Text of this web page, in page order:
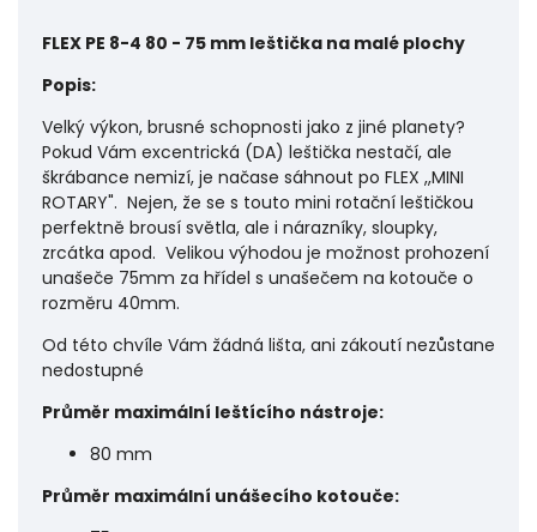
FLEX PE 8-4 80 - 75 mm leštička na malé plochy
Popis:
Velký výkon, brusné schopnosti jako z jiné planety?
Pokud Vám excentrická (DA) leštička nestačí, ale
škrábance nemizí, je načase sáhnout po FLEX ,,MINI
ROTARY". Nejen, že se s touto mini rotační leštičkou
perfektně brousí světla, ale i nárazníky, sloupky,
zrcátka apod. Velikou výhodou je možnost prohození
unašeče 75mm za hřídel s unašečem na kotouče o
rozměru 40mm.
Od této chvíle Vám žádná lišta, ani zákoutí nezůstane
nedostupné
Průměr maximální leštícího nástroje:
80 mm
Průměr maximální unášecího kotouče: